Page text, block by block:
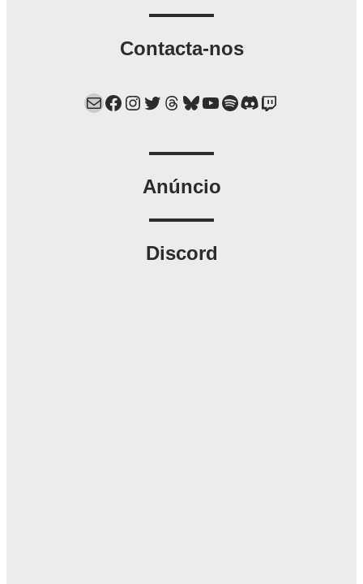
Contacta-nos
Mail Facebook Instagram Twitter Threads Bluesky YouTube Spotify Discord Twitch
Anúncio
Discord